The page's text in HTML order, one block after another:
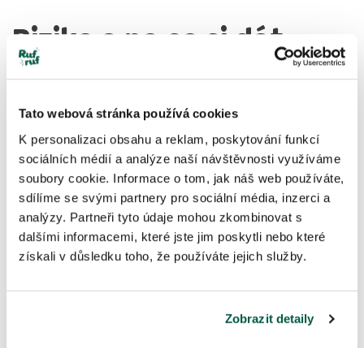
Tato webová stránka používá cookies
K personalizaci obsahu a reklam, poskytování funkcí
sociálních médií a analýze naší návštěvnosti využíváme
soubory cookie. Informace o tom, jak náš web používáte,
sdílíme se svými partnery pro sociální média, inzerci a
analýzy. Partneři tyto údaje mohou zkombinovat s
dalšími informacemi, které jste jim poskytli nebo které
získali v důsledku toho, že používáte jejich služby.
Zobrazit detaily
Rizika a na co si dát
pozor při podávání jater
psovi
I když jsou játra pro psy zdravá, jejich
nadměrná konzumace může způsobit vážné
problémy. Proto je důležité dodržovat
správné dávkování. Jaké konkrétní problémy
Nadbytek vitamínu A